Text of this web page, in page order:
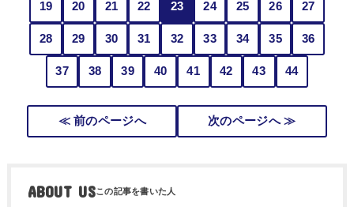
19 20 21 22 23 24 25 26 27
28 29 30 31 32 33 34 35 36
37 38 39 40 41 42 43 44
≪ 前のページへ 次のページへ ≫
ABOUT US